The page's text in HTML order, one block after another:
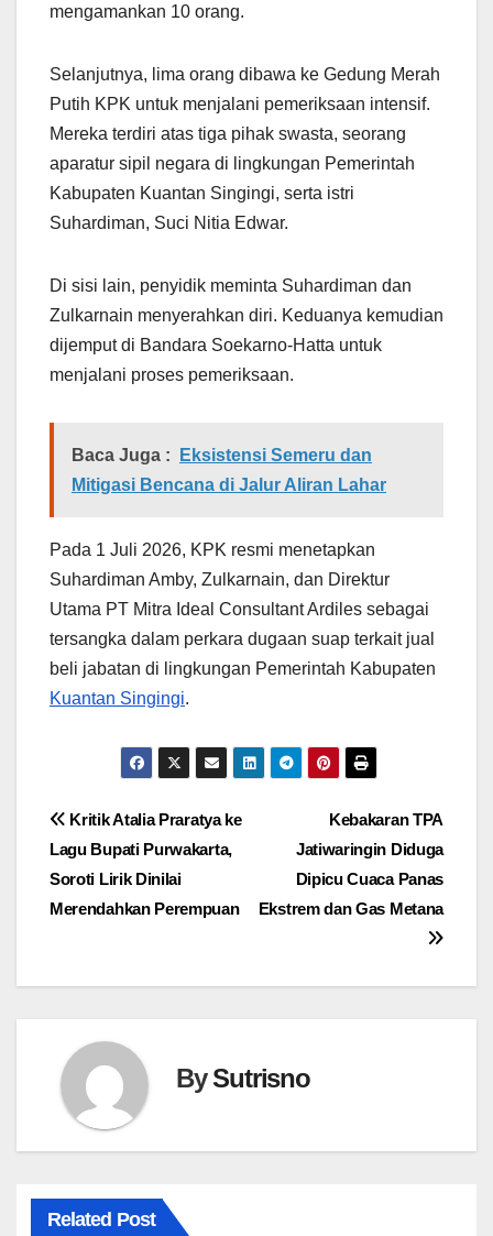
mengamankan 10 orang.
Selanjutnya, lima orang dibawa ke Gedung Merah
Putih KPK untuk menjalani pemeriksaan intensif.
Mereka terdiri atas tiga pihak swasta, seorang
aparatur sipil negara di lingkungan Pemerintah
Kabupaten Kuantan Singingi, serta istri
Suhardiman, Suci Nitia Edwar.
Di sisi lain, penyidik meminta Suhardiman dan
Zulkarnain menyerahkan diri. Keduanya kemudian
dijemput di Bandara Soekarno-Hatta untuk
menjalani proses pemeriksaan.
Baca Juga :
Eksistensi Semeru dan
Mitigasi Bencana di Jalur Aliran Lahar
Pada 1 Juli 2026, KPK resmi menetapkan
Suhardiman Amby, Zulkarnain, dan Direktur
Utama PT Mitra Ideal Consultant Ardiles sebagai
tersangka dalam perkara dugaan suap terkait jual
beli jabatan di lingkungan Pemerintah Kabupaten
Kuantan Singingi.
Navigasi
pos
Kebakaran TPA
Jatiwaringin Diduga
Dipicu Cuaca Panas
Ekstrem dan Gas Metana
Kritik Atalia Praratya ke
Lagu Bupati Purwakarta,
Soroti Lirik Dinilai
Merendahkan Perempuan
BySutrisno
Related Post